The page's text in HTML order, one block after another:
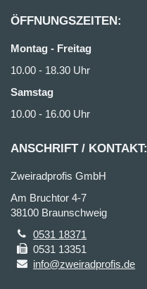
ÖFFNUNGSZEITEN:
Montag - Freitag
10.00 - 18.30 Uhr
Samstag
10.00 - 16.00 Uhr
ANSCHRIFT / KONTAKT:
Zweiradprofis GmbH
Am Bruchtor 4-7
38100 Braunschweig
0531 18371
0531 13351
info@zweiradprofis.de